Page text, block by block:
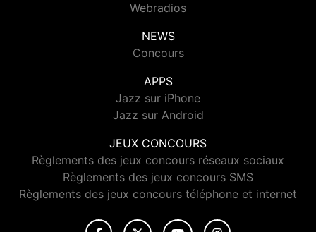
Webradios
NEWS
Concours
APPS
Jazz sur iPhone
Jazz sur Android
JEUX CONCOURS
Règlements des jeux concours réseaux sociaux
Règlements des jeux concours SMS
Règlements des jeux concours téléphone et internet